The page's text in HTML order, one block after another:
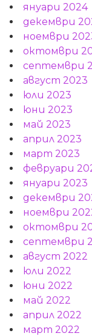
януари 2024
декември
ноември
октомври
септември
август 2023
юли 2023
юни 2023
май 2023
април 2023
март 2023
февруари
януари 2023
декември
ноември
октомври
септември
август 2022
юли 2022
юни 2022
май 2022
април 2022
март 2022